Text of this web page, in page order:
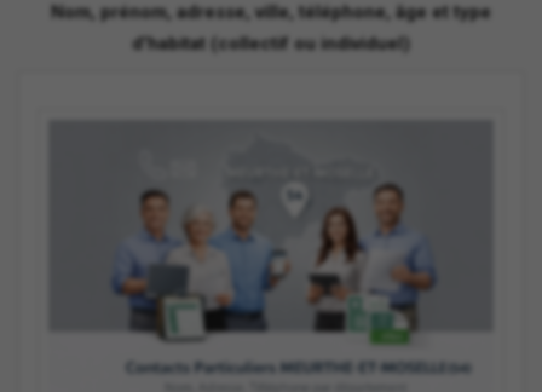
Nom, prénom, adresse, ville, téléphone, âge et type
d'habitat (collectif ou individuel)